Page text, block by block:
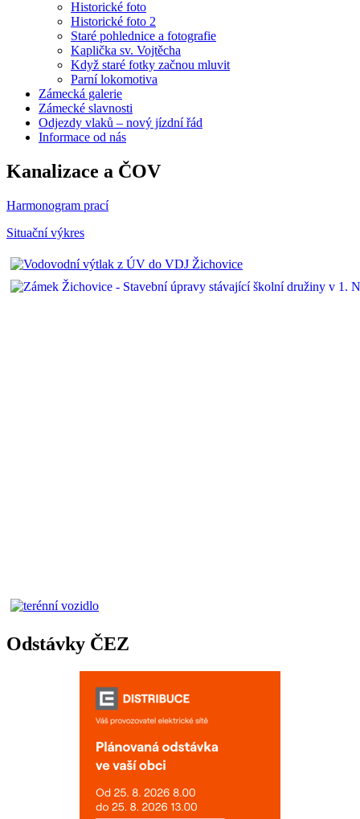
Historické foto
Historické foto 2
Staré pohlednice a fotografie
Kaplička sv. Vojtěcha
Když staré fotky začnou mluvit
Parní lokomotiva
Zámecká galerie
Zámecké slavnosti
Odjezdy vlaků – nový jízdní řád
Informace od nás
Kanalizace a ČOV
Harmonogram prací
Situační výkres
Odstávky ČEZ